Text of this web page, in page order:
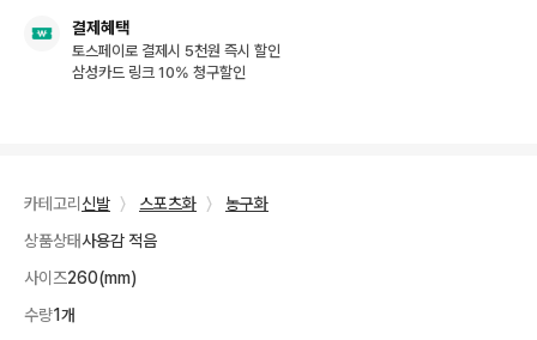
결제혜택
토스페이로 결제시 5천원 즉시 할인
삼성카드 링크 10% 청구할인
카테고리 신발 〉 스포츠화 〉
농구화
상품상태사용감 적음
사이즈260(mm)
수량1개